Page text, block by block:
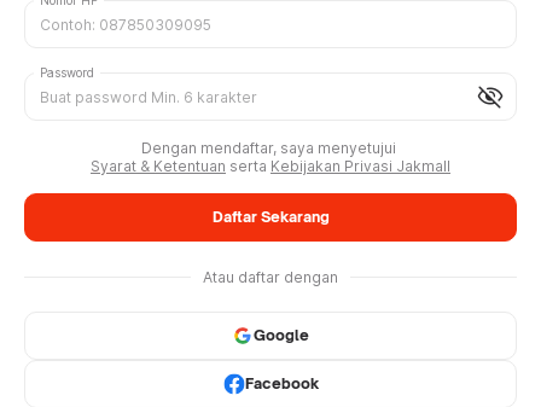
visibility_off
Password
Dengan mendaftar, saya menyetujui
Syarat & Ketentuan serta Kebijakan Privasi Jakmall
Daftar Sekarang
Atau daftar dengan
Google
Facebook